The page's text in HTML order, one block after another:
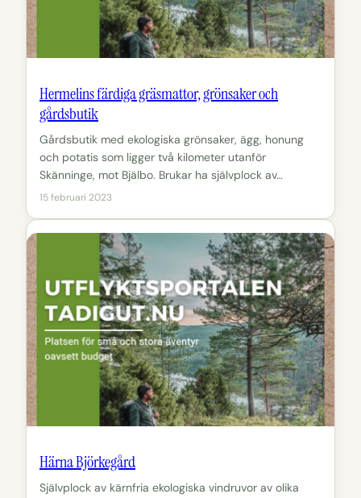
Hermelins färdiga gräsmattor, grönsaker och
gårdsbutik
Gårdsbutik med ekologiska grönsaker, ägg, honung
och potatis som ligger två kilometer utanför
Skänninge, mot Bjälbo. Brukar ha självplock av…
15 februari 2023
Härna Björkegård
Självplock av kärnfria ekologiska vindruvor av olika